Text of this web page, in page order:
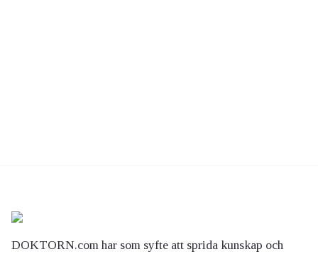
DOKTORN.com har som syfte att sprida kunskap och